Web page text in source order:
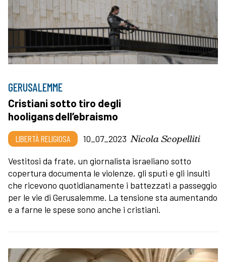
GERUSALEMME
Cristiani sotto tiro degli
hooligans dell’ebraismo
LIBERTÀ RELIGIOSA 10_07_2023 Nicola Scopelliti
Vestitosi da frate, un giornalista israeliano sotto
copertura documenta le violenze, gli sputi e gli insulti
che ricevono quotidianamente i battezzati a passeggio
per le vie di Gerusalemme. La tensione sta aumentando
e a farne le spese sono anche i cristiani.